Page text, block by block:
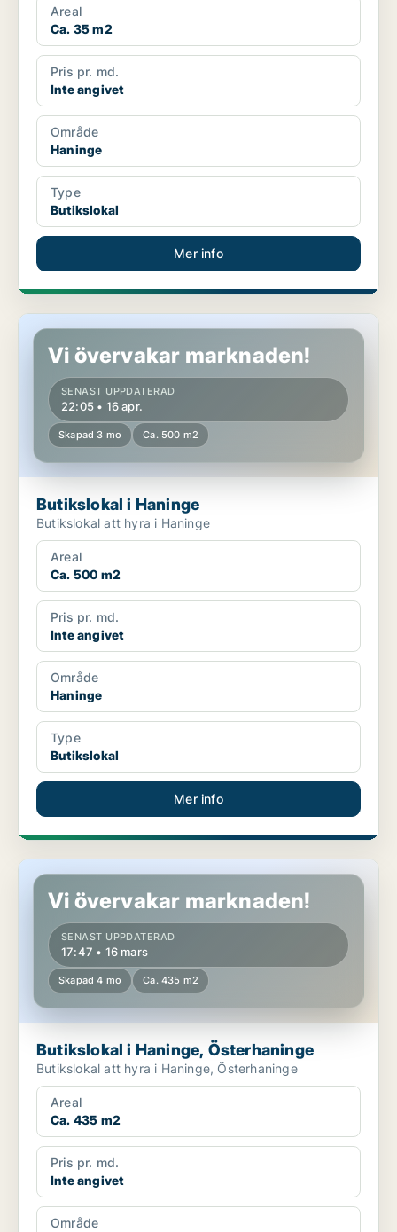
Areal
Ca. 35 m2
Pris pr. md.
Inte angivet
Område
Haninge
Type
Butikslokal
Mer info
Butikslokal i Haninge
Vi övervakar marknaden!
SENAST UPPDATERAD
22:05 • 16 apr.
Skapad 3 mo Ca. 500 m2
Butikslokal i Haninge
Butikslokal att hyra i Haninge
Areal
Ca. 500 m2
Pris pr. md.
Inte angivet
Område
Haninge
Type
Butikslokal
Mer info
Butikslokal i Haninge, Österhaninge
Vi övervakar marknaden!
SENAST UPPDATERAD
17:47 • 16 mars
Skapad 4 mo Ca. 435 m2
Butikslokal i Haninge, Österhaninge
Butikslokal att hyra i Haninge, Österhaninge
Areal
Ca. 435 m2
Pris pr. md.
Inte angivet
Område